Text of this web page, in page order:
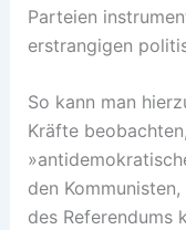
Parteien
erstrangigen
So kann man
Kräfte
den
des Referendums